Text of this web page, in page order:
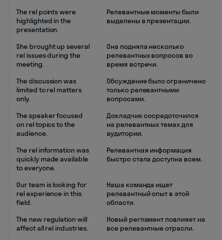
The rel points were
highlighted in the
presentation.
Релевантные моменты были
выделены в презентации.
She brought up several
rel issues during the
meeting.
Она подняла несколько
релевантных вопросов во
время встречи.
The discussion was
limited to rel matters
only.
Обсуждение было ограничено
только релевантными
вопросами.
The speaker focused
on rel topics to the
audience.
Докладчик сосредоточился
на релевантных темах для
аудитории.
The rel information was
quickly made available
to everyone.
Релевантная информация
быстро стала доступна всем.
Our team is looking for
rel experience in this
field.
Наша команда ищет
релевантный опыт в этой
области.
The new regulation will
affect all rel industries.
Новый регламент повлияет на
все релевантные отрасли.